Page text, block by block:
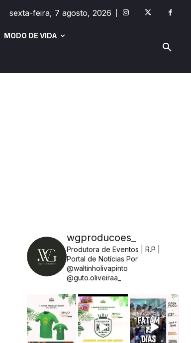
sexta-feira, 7 agosto, 2026
MODO DE VIDA
wgproducoes_
Produtora de Eventos | R.P |
Portal de Notícias Por
@waltinholivapinto
@guto.oliveiraa_